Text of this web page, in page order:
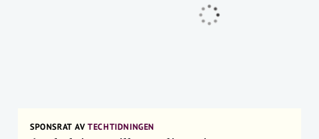
SPONSRAT AVTECHTIDNINGEN